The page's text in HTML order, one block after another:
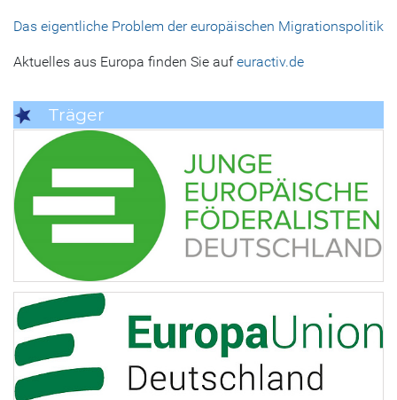
Das eigentliche Problem der europäischen Migrationspolitik
Aktuelles aus Europa finden Sie aufeuractiv.de
Träger